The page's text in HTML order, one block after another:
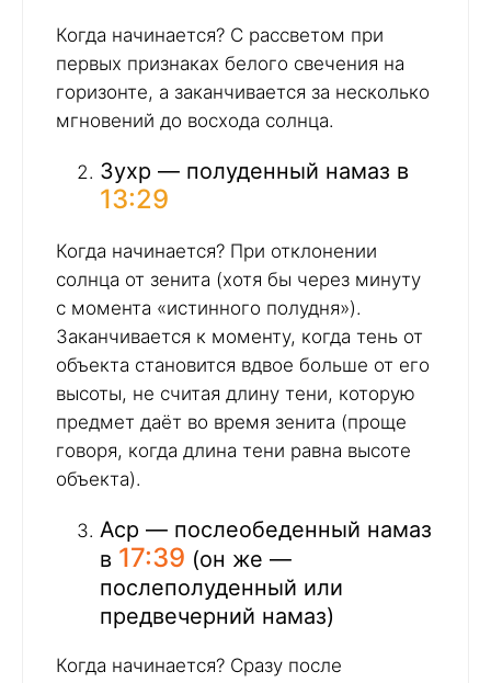
Когда начинается? С рассветом при
первых признаках белого свечения на
горизонте, а заканчивается за несколько
мгновений до восхода солнца.
Зухр — полуденный намаз в
13:29
Когда начинается? При отклонении
солнца от зенита (хотя бы через минуту
с момента «истинного полудня»).
Заканчивается к моменту, когда тень от
объекта становится вдвое больше от его
высоты, не считая длину тени, которую
предмет даёт во время зенита (проще
говоря, когда длина тени равна высоте
объекта).
Аср — послеобеденный намаз
в 17:39 (он же —
послеполуденный или
предвечерний намаз)
Когда начинается? Сразу после